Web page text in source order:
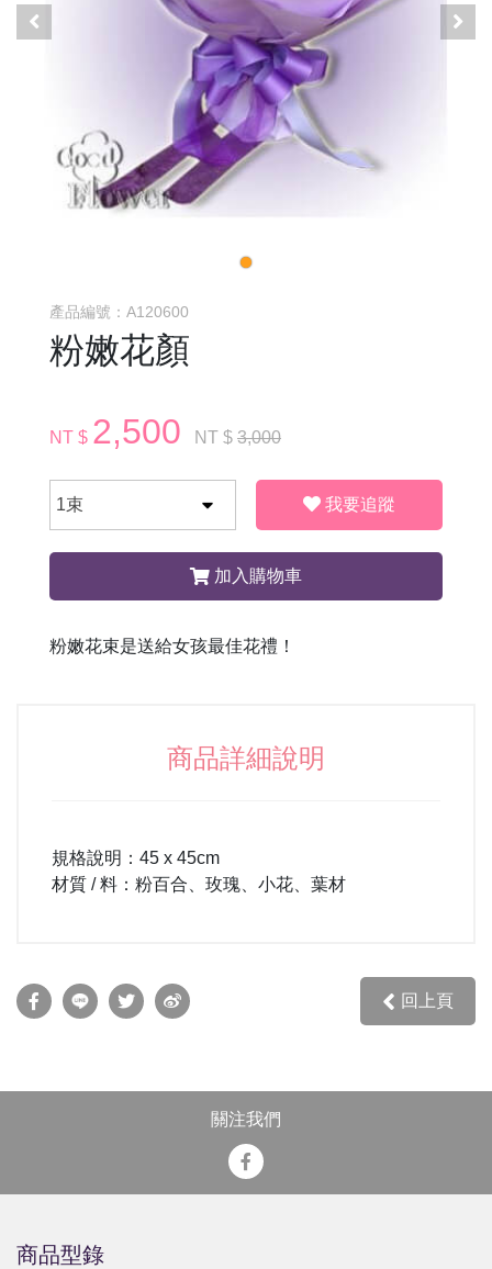
產品編號：A120600
粉嫩花顏
NT $ 2,500 NT $ 3,000
我要追蹤
加入購物車
粉嫩花束是送給女孩最佳花禮！
商品詳細說明
規格說明：45 x 45cm
材質 / 料：粉百合、玫瑰、小花、葉材
回上頁
關注我們
商品型錄